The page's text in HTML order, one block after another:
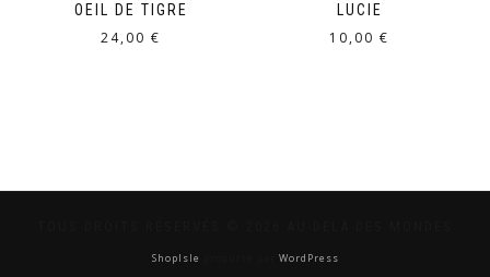
OEIL DE TIGRE
24,00 €
LUCIE
10,00 €
ShopIsle WordPress